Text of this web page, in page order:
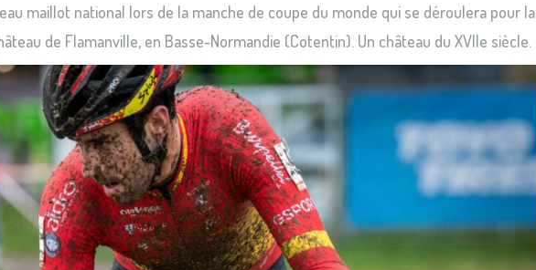
maillot national lors de la manche de coupe du monde qui se déroulera pour la
de Flamanville, en Basse-Normandie (Cotentin). Un château du XVIIe siècle.